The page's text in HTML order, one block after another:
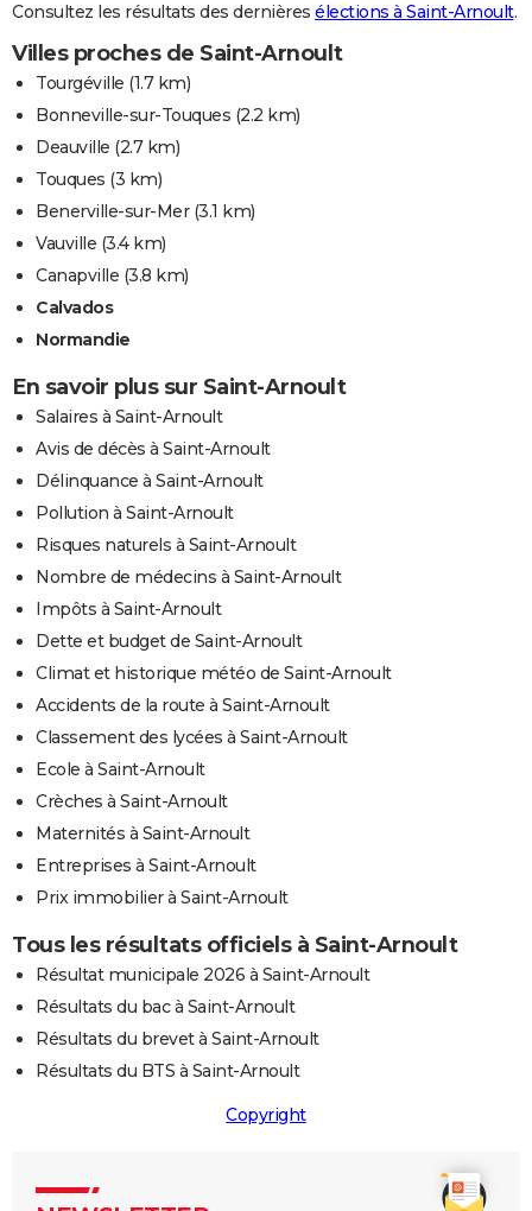
Consultez les résultats des dernières élections à Saint-Arnoult.
Villes proches de Saint-Arnoult
Tourgéville (1.7 km)
Bonneville-sur-Touques (2.2 km)
Deauville (2.7 km)
Touques (3 km)
Benerville-sur-Mer(3.1 km)
Vauville (3.4 km)
Canapville (3.8 km)
Calvados
Normandie
En savoir plus sur Saint-Arnoult
Salaires à Saint-Arnoult
Avis de décès à Saint-Arnoult
Délinquance à Saint-Arnoult
Pollution à Saint-Arnoult
Risques naturels à Saint-Arnoult
Nombre de médecins à Saint-Arnoult
Impôts à Saint-Arnoult
Dette et budget de Saint-Arnoult
Climat et historique météo de Saint-Arnoult
Accidents de la route à Saint-Arnoult
Classement des lycées à Saint-Arnoult
Ecole à Saint-Arnoult
Crèches à Saint-Arnoult
Maternités à Saint-Arnoult
Entreprises à Saint-Arnoult
Prix immobilier à Saint-Arnoult
Tous les résultats officiels à Saint-Arnoult
Résultat municipale 2026 à Saint-Arnoult
Résultats du bac à Saint-Arnoult
Résultats du brevet à Saint-Arnoult
Résultats du BTS à Saint-Arnoult
Copyright